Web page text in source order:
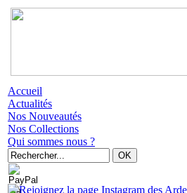
Accueil
Actualités
Nos Nouveautés
Nos Collections
Qui sommes nous ?